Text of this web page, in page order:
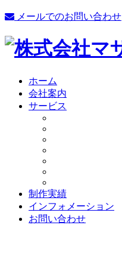
メールでのお問い合わせ
ホーム
会社案内
サービス
制作実績
インフォメーション
お問い合わせ